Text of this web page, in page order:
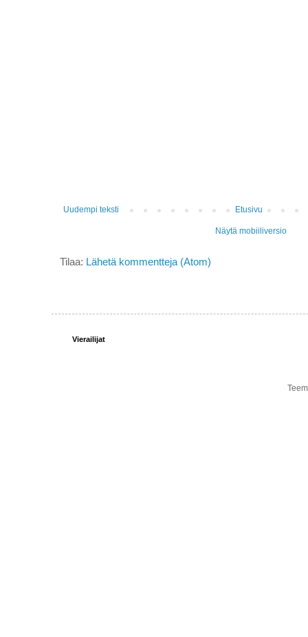
Uudempi teksti Etusivu
Näytä mobiiliversio
Tilaa: Lähetä kommentteja (Atom)
Vierailijat